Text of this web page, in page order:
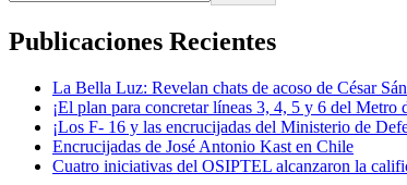
Publicaciones Recientes
La Bella Luz: Revelan chats de acoso de César
¡El plan para concretar líneas 3, 4, 5 y 6 del Metro
¡Los F- 16 y las encrucijadas del Ministerio de
Encrucijadas de José Antonio Kast en Chile
Cuatro iniciativas del OSIPTEL alcanzaron la